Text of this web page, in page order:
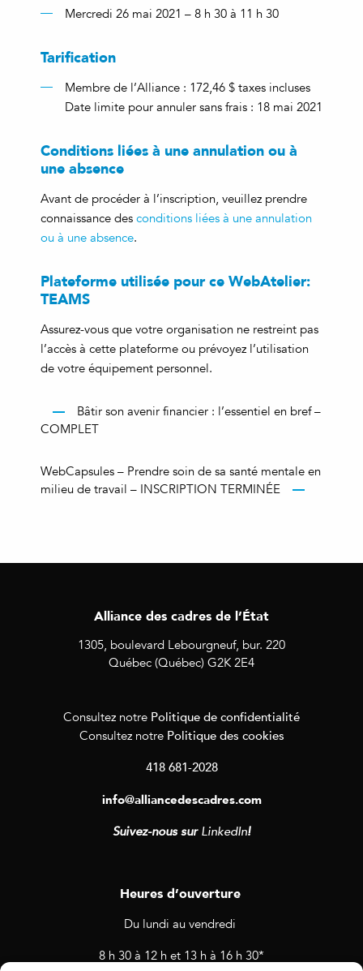
Mercredi 26 mai 2021 – 8 h 30 à 11 h 30
Tarification
Membre de l’Alliance : 172,46 $ taxes incluses
Date limite pour annuler sans frais : 18 mai 2021
Conditions liées à une annulation ou à
une absence
Avant de procéder à l’inscription, veuillez prendre
connaissance des conditions liées à une annulation
ou à une absence.
Plateforme utilisée pour ce WebAtelier:
TEAMS
Assurez-vous que votre organisation ne restreint pas
l’accès à cette plateforme ou prévoyez l’utilisation
de votre équipement personnel.
Bâtir son avenir financier : l’essentiel en bref –
COMPLET
WebCapsules – Prendre soin de sa santé mentale en
milieu de travail – INSCRIPTION TERMINÉE
Alliance des cadres de l’État
1305, boulevard Lebourgneuf, bur. 220
Québec (Québec) G2K 2E4
Consultez notre Politique de confidentialité
Consultez notre Politique des cookies
418 681-2028
info@alliancedescadres.com
Suivez-nous sur LinkedIn!
Heures d’ouverture
Du lundi au vendredi
8 h 30 à 12 h et 13 h à 16 h 30*